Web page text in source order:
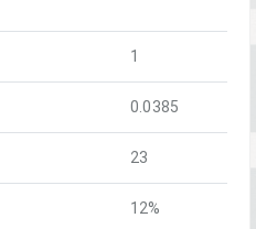
1
0.0385
23
12%